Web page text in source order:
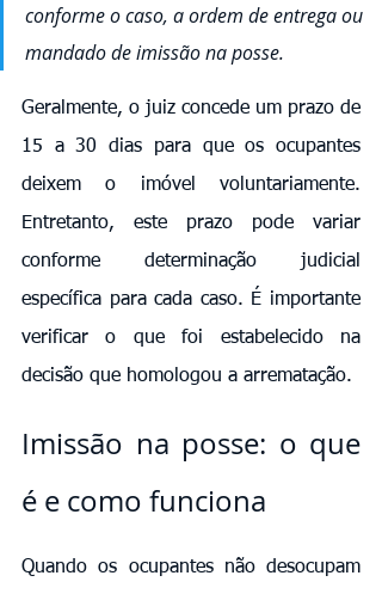
conforme o caso, a ordem de entrega ou
mandado de imissão na posse.
Geralmente, o juiz concede um prazo de
15 a 30 dias para que os ocupantes
deixem o imóvel voluntariamente.
Entretanto, este prazo pode variar
conforme determinação judicial
específica para cada caso. É importante
verificar o que foi estabelecido na
decisão que homologou a arrematação.
Imissão na posse: o que
é e como funciona
Quando os ocupantes não desocupam